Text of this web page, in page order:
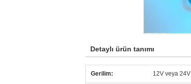
Detaylı ürün tanımı
Gerilim: 12V veya 24V